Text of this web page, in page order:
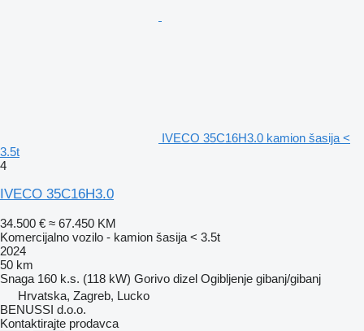
IVECO 35C16H3.0 kamion šasija <
3.5t
4
IVECO 35C16H3.0
34.500 € ≈ 67.450 KM
Komercijalno vozilo - kamion šasija < 3.5t
2024
50 km
Snaga 160 k.s. (118 kW) Gorivo dizel Ogibljenje gibanj/gibanj
Hrvatska, Zagreb, Lucko
BENUSSI d.o.o.
Kontaktirajte prodavca